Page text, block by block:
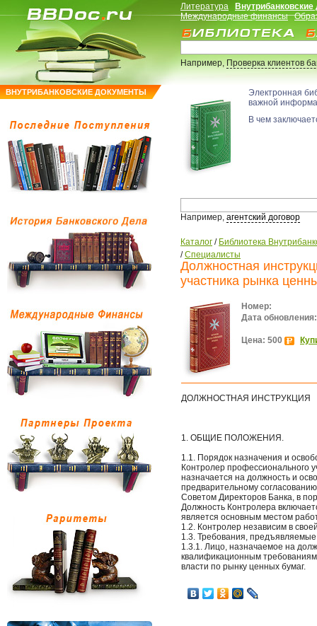
ВНУТРИБАНКОВСКИЕ ДОКУМЕНТЫ
Литература
Международные финансы
Например,Проверка клиентов
Электронная
важной
В чем
Например, агентский договор
Каталог / Библиотека
/Специалисты
Должностная
участника рынка
Номер:
Дата обновления:
Цена: 500
ДОЛЖНОСТНАЯ ИНСТРУКЦИЯ
1. ОБЩИЕ ПОЛОЖЕНИЯ.
1.1. Порядок назначения и
Контролер профессионального
назначается на должность и
предварительному
Советом Директоров Банка, в
Должность Контролера
является основным местом
1.2. Контролер независим в
1.3. Требования, предъявляемые
1.3.1. Лицо, назначаемое на
квалификационным
власти по рынку ценных бумаг.